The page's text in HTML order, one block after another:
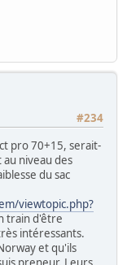
#234
pro 70+15, serait-
niveau des
du sac
viewtopic.php?
train d'être
intéressants.
et qu'ils